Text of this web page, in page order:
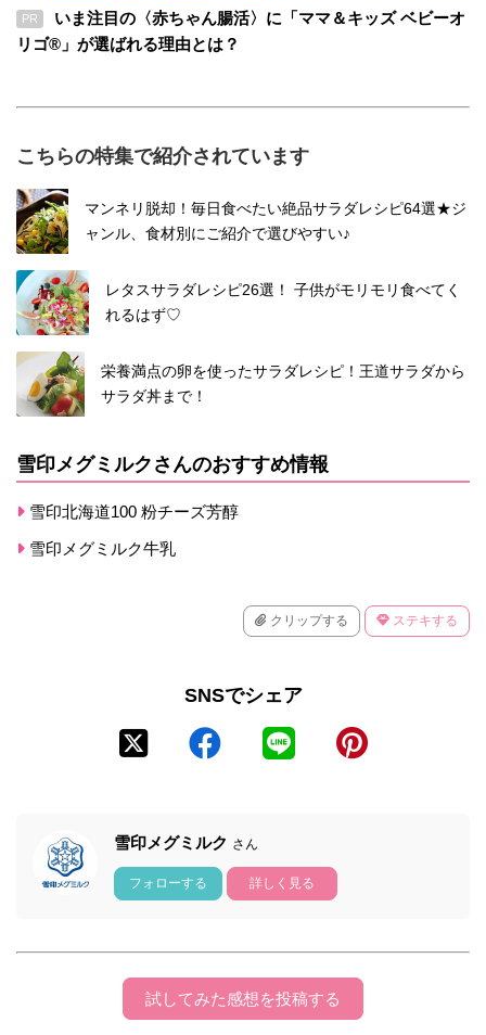
PR
いま注目の〈赤ちゃん腸活〉に「ママ＆キッズ ベビーオ
リゴ®」が選ばれる理由とは？
こちらの特集で紹介されています
マンネリ脱却！毎日食べたい絶品サラダレシピ64選★ジ
ャンル、食材別にご紹介で選びやすい♪
レタスサラダレシピ26選！ 子供がモリモリ食べてく
れるはず♡
栄養満点の卵を使ったサラダレシピ！王道サラダから
サラダ丼まで！
雪印メグミルクさんのおすすめ情報
雪印北海道100 粉チーズ芳醇
雪印メグミルク牛乳
クリップする ステキする
SNSでシェア
雪印メグミルク さん
フォローする 詳しく見る
試してみた感想を投稿する